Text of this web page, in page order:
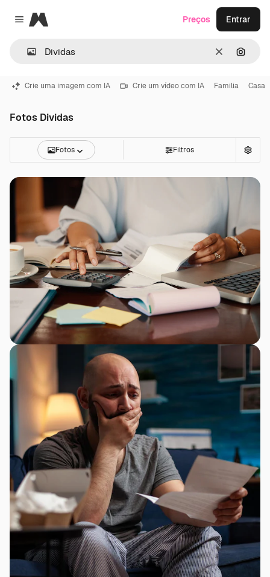
Close menu
Magnific
Limpar
Preços Entrar
Crie uma imagem com IA Crie um vídeo com IA Familia Casa
Fotos Dividas
Fotos Filtros